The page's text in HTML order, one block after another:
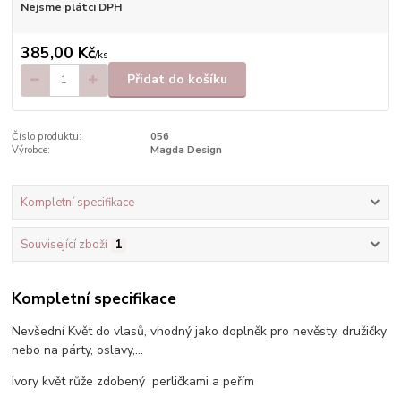
Nejsme plátci DPH
385,00 Kč/ks
Přidat do košíku
Číslo produktu:
056
Výrobce:
Magda Design
Kompletní specifikace
Související zboží 1
Kompletní specifikace
Nevšední Květ do vlasů, vhodný jako doplněk pro nevěsty, družičky
nebo na párty, oslavy,...
Ivory květ růže zdobený perličkami a peřím